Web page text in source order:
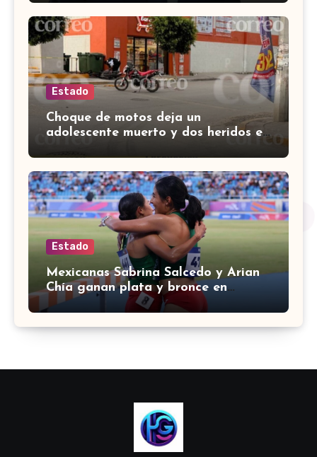
Estado
Choque de motos deja un
adolescente muerto y dos heridos en
colina Los Presidentes, en León
Estado
Mexicanas Sabrina Salcedo y Arian
Chía ganan plata y bronce en
3000m con obstáculos en